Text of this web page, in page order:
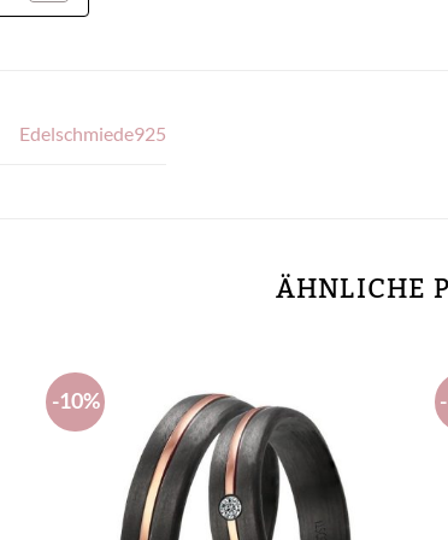
Edelschmiede925
ÄHNLICHE
-10%